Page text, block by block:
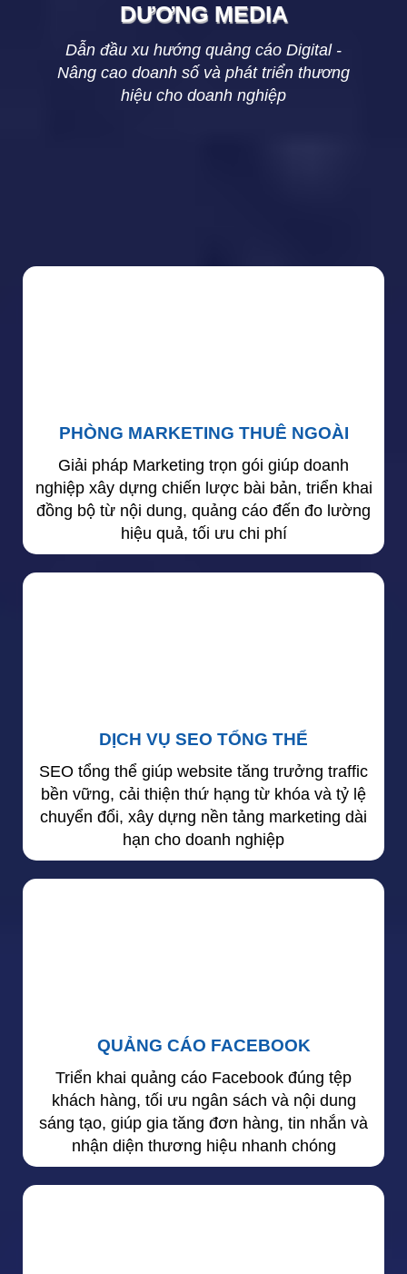
DƯƠNGMEDIA
Dẫn đầu xu hướng quảng cáo Digital -
Nâng cao doanh số và phát triển thương
hiệu cho doanh nghiệp
PHÒNG MARKETING THUÊ NGOÀI
Giải pháp Marketing trọn gói giúp doanh
nghiệp xây dựng chiến lược bài bản, triển khai
đồng bộ từ nội dung, quảng cáo đến đo lường
hiệu quả, tối ưu chi phí
DỊCH VỤ SEO TỔNG THỂ
SEO tổng thể giúp website tăng trưởng traffic
bền vững, cải thiện thứ hạng từ khóa và tỷ lệ
chuyển đổi, xây dựng nền tảng marketing dài
hạn cho doanh nghiệp
QUẢNG CÁO FACEBOOK
Triển khai quảng cáo Facebook đúng tệp
khách hàng, tối ưu ngân sách và nội dung
sáng tạo, giúp gia tăng đơn hàng, tin nhắn và
nhận diện thương hiệu nhanh chóng